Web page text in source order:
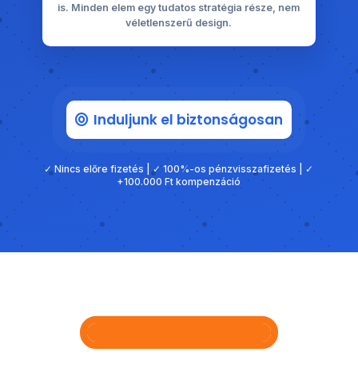
is. Minden elem egy tudatos stratégia része, nem
véletlenszerű design.
Induljunk el biztonságosan
✓ Nincs előre fizetés | ✓ 100%-os pénzvisszafizetés | ✓
+100.000 Ft kompenzáció